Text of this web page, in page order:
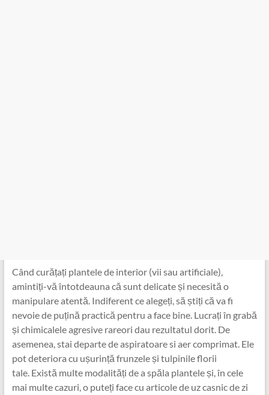
Când curățați plantele de interior (vii sau artificiale),
amintiți-vă întotdeauna că sunt delicate și necesită o
manipulare atentă. Indiferent ce alegeți, să știți că va fi
nevoie de puțină practică pentru a face bine. Lucrați în grabă
și chimicalele agresive rareori dau rezultatul dorit. De
asemenea, stai departe de aspiratoare si aer comprimat. Ele
pot deteriora cu ușurință frunzele și tulpinile florii
tale. Există multe modalități de a spăla plantele și, în cele
mai multe cazuri, o puteți face cu articole de uz casnic de zi